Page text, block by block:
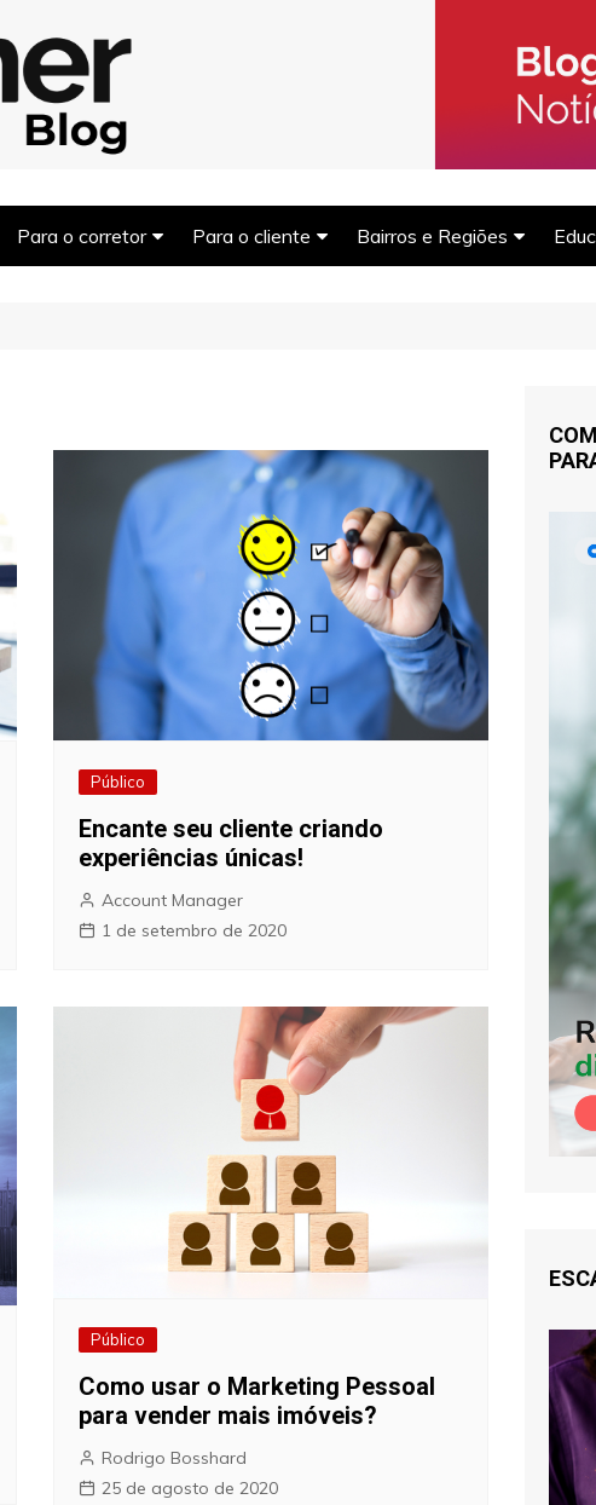
Blog Homer:
encontrarem parceiros e venderem mais.
Para o corretor
Financiamento imobiliário
Documentação e trâmites
Dicas de compra e venda
Para o cliente Bairros e Regiões
Público
Encante seu cliente criando
experiências únicas!
Account Manager
1 de setembro de 2020
Público
Como usar o Marketing Pessoal
para vender mais imóveis?
Rodrigo Bosshard
25 de agosto de 2020